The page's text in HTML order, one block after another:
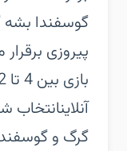
گوسفندا بشه
پیروزی